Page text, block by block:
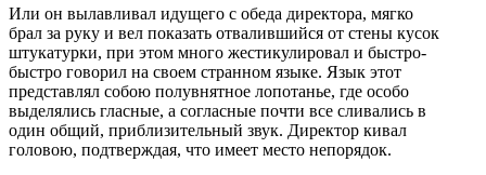
Или он вылавливал идущего с обеда директора, мягко
брал за руку и вел показать отвалившийся от стены кусок
штукатурки, при этом много жестикулировал и быстро-
быстро говорил на своем странном языке. Язык этот
представлял собою полувнятное лопотанье, где особо
выделялись гласные, а согласные почти все сливались в
один общий, приблизительный звук. Директор кивал
головою, подтверждая, что имеет место непорядок.